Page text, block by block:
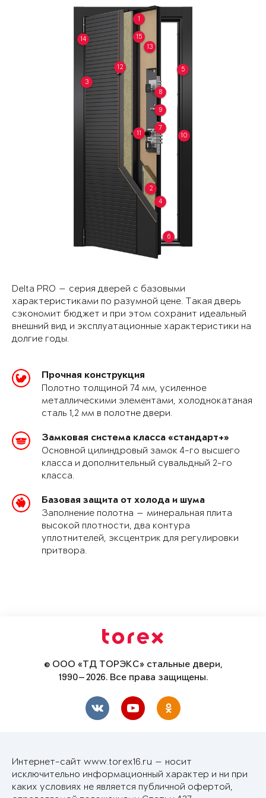
1
2
3
4
5
6
7
8
9
10
11
12
13
14 15
Delta PRO — серия дверей с базовыми
характеристиками по разумной цене. Такая дверь
сэкономит бюджет и при этом сохранит идеальный
внешний вид и эксплуатационные характеристики на
долгие годы.
Прочная конструкция
Полотно толщиной 74 мм, усиленное
металлическими элементами, холоднокатаная
сталь 1,2 мм в полотне двери.
Замковая система класса «стандарт+»
Основной цилиндровый замок 4-го высшего
класса и дополнительный сувальдный 2-го
класса.
Базовая защита от холода и шума
Заполнение полотна — минеральная плита
высокой плотности, два контура
уплотнителей, эксцентрик для регулировки
притвора.
© ООО «ТД ТОРЭКС» стальные двери,
1990—2026. Все права защищены.
Интернет-сайт www.torex16.ru — носит
исключительно информационный характер и ни при
каких условиях не является публичной офертой,